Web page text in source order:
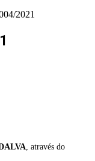
2021
, através do